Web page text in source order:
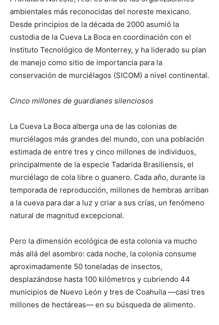
ambientales más reconocidas del noreste mexicano.
Desde principios de la década de 2000 asumió la
custodia de la Cueva La Boca en coordinación con el
Instituto Tecnológico de Monterrey, y ha liderado su plan
de manejo como sitio de importancia para la
conservación de murciélagos (SICOM) a nivel continental.
Cinco millones de guardianes silenciosos
La Cueva La Boca alberga una de las colonias de
murciélagos más grandes del mundo, con una población
estimada de entre tres y cinco millones de individuos,
principalmente de la especie Tadarida Brasiliensis, el
murciélago de cola libre o guanero. Cada año, durante la
temporada de reproducción, millones de hembras arriban
a la cueva para dar a luz y criar a sus crías, un fenómeno
natural de magnitud excepcional.
Pero la dimensión ecológica de esta colonia va mucho
más allá del asombro: cada noche, la colonia consume
aproximadamente 50 toneladas de insectos,
desplazándose hasta 100 kilómetros y cubriendo 44
municipios de Nuevo León y tres de Coahuila —casi tres
millones de hectáreas— en su búsqueda de alimento.